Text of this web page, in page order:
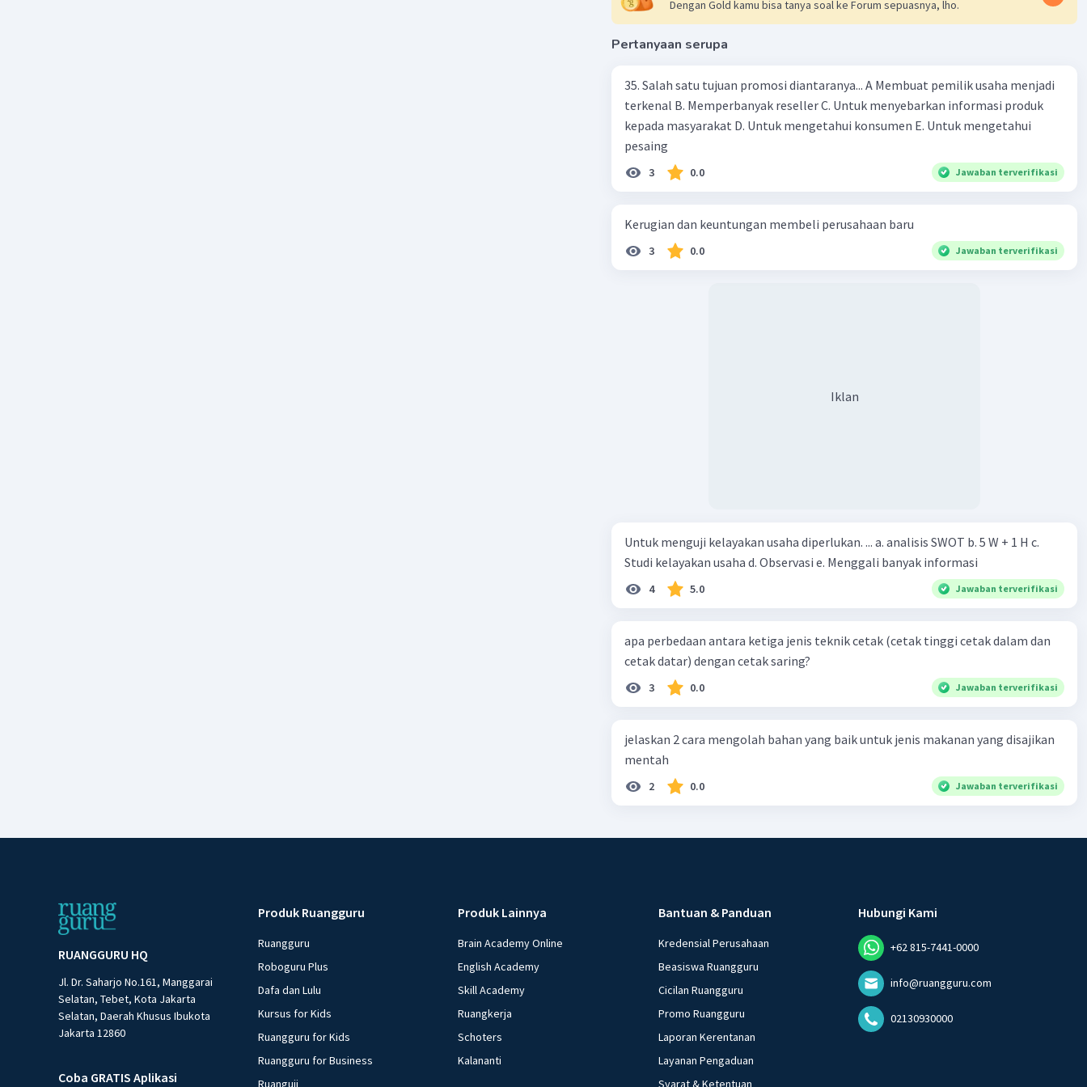
tergantung pada kebutuhan dan preferensi Anda dalam menciptakan
Beri Rating ( Balas
16 Desember 2023 17:43
Dengan Gold kamu bisa tanya soal ke Forum sepuasnya, lho.
Pertanyaan serupa
35. Salah satu tujuan promosi diantaranya... A Membuat pemilik usaha menjadi
terkenal B. Memperbanyak reseller C. Untuk menyebarkan informasi produk
kepada masyarakat D. Untuk mengetahui konsumen E. Untuk mengetahui
pesaing
3 0.0 Jawaban terverifikasi
Kerugian dan keuntungan membeli perusahaan baru
3 0.0 Jawaban terverifikasi
Iklan
Untuk menguji kelayakan usaha diperlukan. ... a. analisis SWOT b. 5 W + 1 H c.
Studi kelayakan usaha d. Observasi e. Menggali banyak informasi
4 5.0 Jawaban terverifikasi
apa perbedaan antara ketiga jenis teknik cetak (cetak tinggi cetak dalam dan
cetak datar) dengan cetak saring?
3 0.0 Jawaban terverifikasi
jelaskan 2 cara mengolah bahan yang baik untuk jenis makanan yang disajikan
mentah
2 0.0 Jawaban terverifikasi
RUANGGURU HQ
Jl. Dr. Saharjo No.161, Manggarai
Selatan, Tebet, Kota Jakarta
Selatan, Daerah Khusus Ibukota
Jakarta 12860
Coba GRATIS Aplikasi
Produk Ruangguru
Ruangguru
Roboguru Plus
Dafa dan Lulu
Kursus for Kids
Ruangguru for Kids
Ruangguru for Business
Ruanguji
Produk Lainnya
Brain Academy Online
English Academy
Skill Academy
Ruangkerja
Schoters
Kalananti
Bantuan & Panduan
Kredensial Perusahaan
Beasiswa Ruangguru
Cicilan Ruangguru
Promo Ruangguru
Laporan Kerentanan
Layanan Pengaduan
Syarat & Ketentuan
Hubungi Kami
+62 815-7441-0000
info@ruangguru.com
02130930000